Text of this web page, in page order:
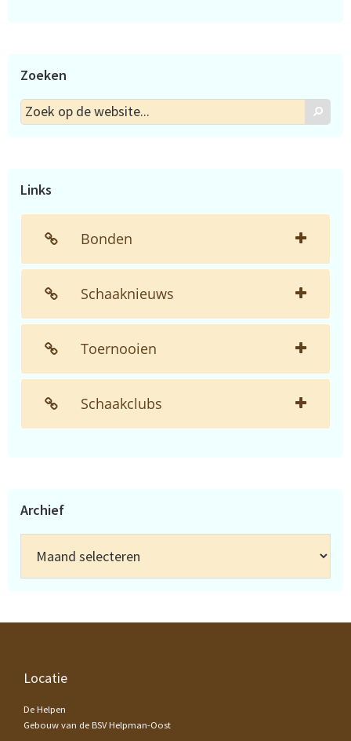
Zoeken
Zoek
op
Zoek
Links
Bonden
Schaaknieuws
Toernooien
Schaakclubs
Archief
Footer
Locatie
De Helpen
Gebouw van de BSV Helpman-Oost